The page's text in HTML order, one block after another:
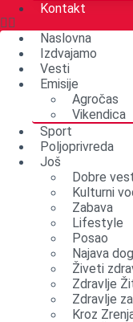
Kontakt
Naslovna
Izdvajamo
Vesti
Emisije
Agročas
Vikendica
Sport
Poljoprivreda
Još
Dobre
Kulturni
Zabava
Lifestyle
Posao
Najava
Živeti
Zdravlje
Zdravlje
Kroz